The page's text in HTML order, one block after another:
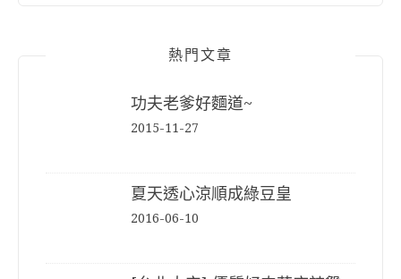
熱門文章
功夫老爹好麵道~
2015-11-27
夏天透心涼順成綠豆皇
2016-06-10